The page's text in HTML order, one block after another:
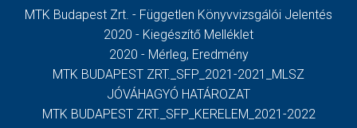
MTK Budapest Zrt. - Független Könyvvizsgálói Jelentés
2020 - Kiegészítő Melléklet
2020 - Mérleg, Eredmény
MTK BUDAPEST ZRT._SFP_2021-2021_MLSZ
JÓVÁHAGYÓ HATÁROZAT
MTK BUDAPEST ZRT._SFP_KERELEM_2021-2022